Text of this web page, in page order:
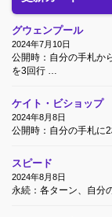
グウェンプール
2024年7月10日
公開時：自分の手札か
を3回行 …
ケイト・ビショップ
2024年8月8日
公開時：自分の手札に2
スピード
2024年8月8日
永続：各ターン、自分